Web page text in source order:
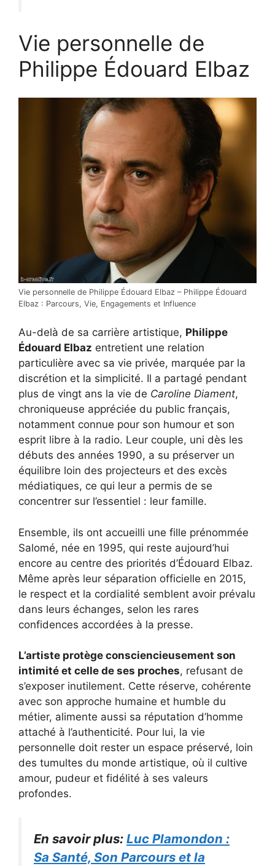
Vie personnelle de
Philippe Édouard Elbaz
Vie personnelle de Philippe Édouard Elbaz – Philippe Édouard
Elbaz : Parcours, Vie, Engagements et Influence
Au-delà de sa carrière artistique, Philippe
Édouard Elbaz entretient une relation
particulière avec sa vie privée, marquée par la
discrétion et la simplicité. Il a partagé pendant
plus de vingt ans la vie de Caroline Diament,
chroniqueuse appréciée du public français,
notamment connue pour son humour et son
esprit libre à la radio. Leur couple, uni dès les
débuts des années 1990, a su préserver un
équilibre loin des projecteurs et des excès
médiatiques, ce qui leur a permis de se
concentrer sur l’essentiel : leur famille.
Ensemble, ils ont accueilli une fille prénommée
Salomé, née en 1995, qui reste aujourd’hui
encore au centre des priorités d’Édouard Elbaz.
Même après leur séparation officielle en 2015,
le respect et la cordialité semblent avoir prévalu
dans leurs échanges, selon les rares
confidences accordées à la presse.
L’artiste protège consciencieusement son
intimité et celle de ses proches, refusant de
s’exposer inutilement. Cette réserve, cohérente
avec son approche humaine et humble du
métier, alimente aussi sa réputation d’homme
attaché à l’authenticité. Pour lui, la vie
personnelle doit rester un espace préservé, loin
des tumultes du monde artistique, où il cultive
amour, pudeur et fidélité à ses valeurs
profondes.
En savoir plus: Luc Plamondon :
Sa Santé, Son Parcours et la